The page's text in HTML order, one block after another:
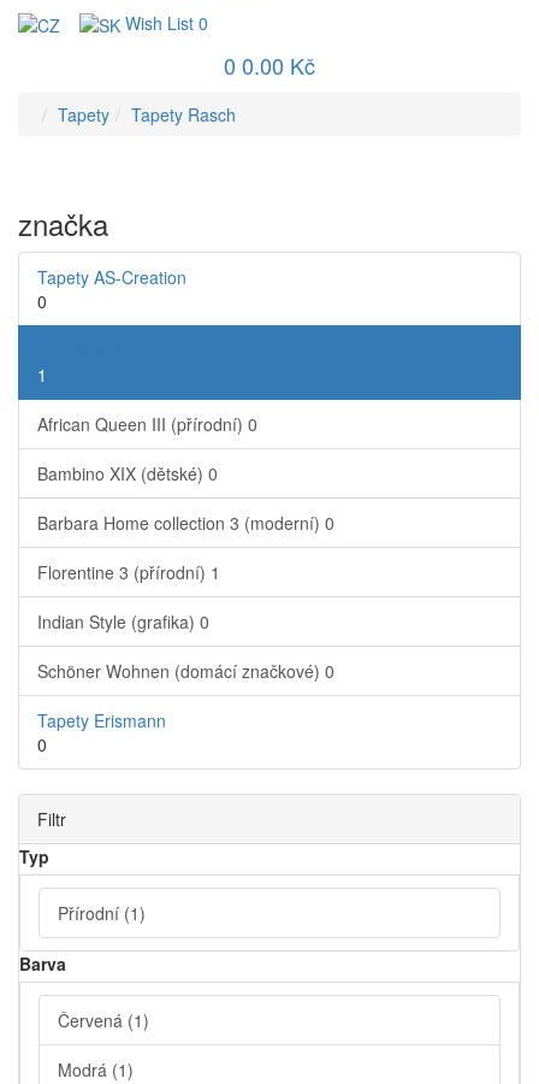
Wish List 0
0 0.00 Kč
Tapety Tapety Rasch
značka
Tapety AS-Creation
0
1
African Queen III (přírodní) 0
Bambino XIX (dětské) 0
Barbara Home collection 3 (moderní) 0
Florentine 3 (přírodní) 1
Indian Style (grafika) 0
Schöner Wohnen (domácí značkové) 0
Tapety Erismann
0
Filtr
Typ
Přírodní (1)
Barva
Červená (1)
Modrá (1)